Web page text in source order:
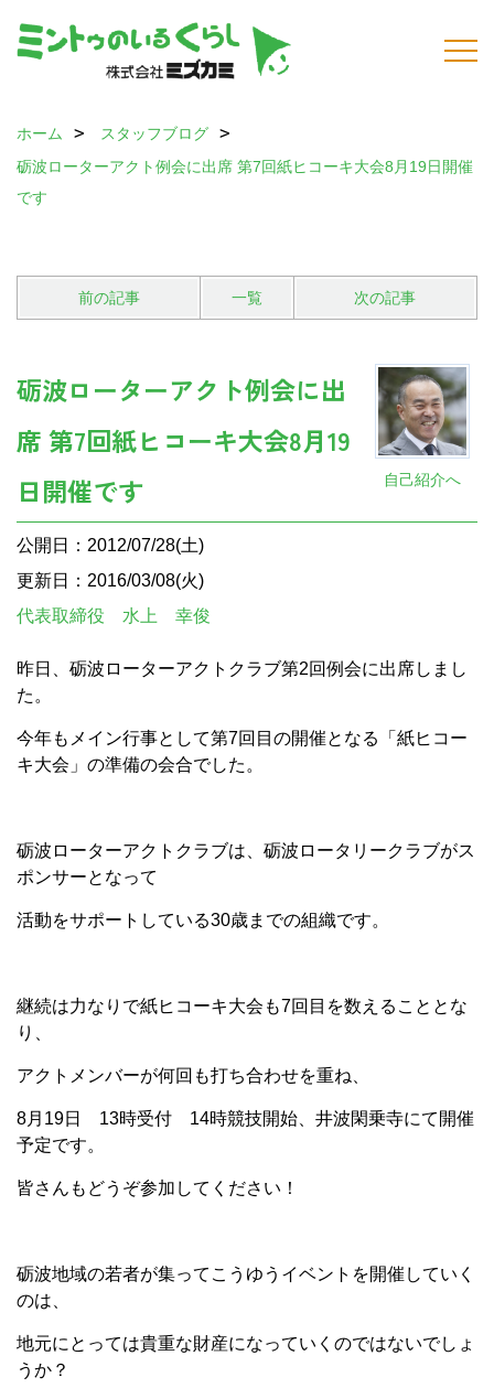
ホーム
スタッフブログ
砺波ローターアクト例会に出席 第7回紙ヒコーキ大会8月19日開催
です
前の記事 一覧 次の記事
自己紹介へ
砺波ローターアクト例会に出
席 第7回紙ヒコーキ大会8月19
日開催です
公開日：2012/07/28(土)
更新日：2016/03/08(火)
代表取締役 水上 幸俊
昨日、砺波ローターアクトクラブ第2回例会に出席しまし
た。
今年もメイン行事として第7回目の開催となる「紙ヒコー
キ大会」の準備の会合でした。
砺波ローターアクトクラブは、砺波ロータリークラブがス
ポンサーとなって
活動をサポートしている30歳までの組織です。
継続は力なりで紙ヒコーキ大会も7回目を数えることとな
り、
アクトメンバーが何回も打ち合わせを重ね、
8月19日 13時受付 14時競技開始、井波閑乗寺にて開催
予定です。
皆さんもどうぞ参加してください！
砺波地域の若者が集ってこうゆうイベントを開催していく
のは、
地元にとっては貴重な財産になっていくのではないでしょ
うか？